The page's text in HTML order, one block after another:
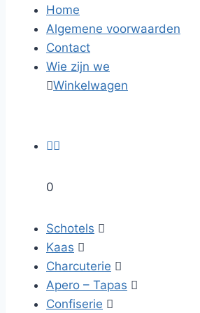
Home
Algemene voorwaarden
Contact
Wie zijn we
Winkelwagen

0
Schotels 
Kaas 
Charcuterie 
Apero – Tapas 
Confiserie 